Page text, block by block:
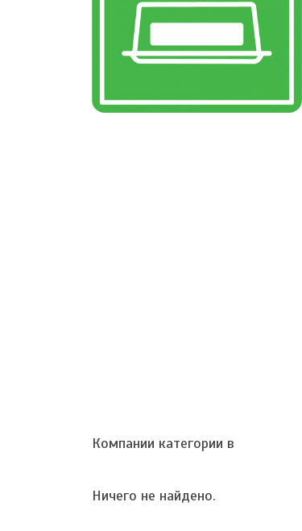
Компании категории в
Ничего не найдено.